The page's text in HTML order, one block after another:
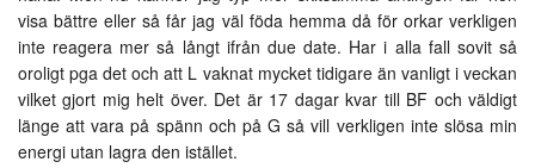
visa bättre eller så får jag väl föda hemma då för orkar verkligen
inte reagera mer så långt ifrån due date. Har i alla fall sovit så
oroligt pga det och att L vaknat mycket tidigare än vanligt i veckan
vilket gjort mig helt över. Det är 17 dagar kvar till BF och väldigt
länge att vara på spänn och på G så vill verkligen inte slösa min
energi utan lagra den istället.